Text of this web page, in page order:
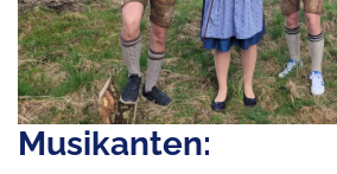
Musikanten: